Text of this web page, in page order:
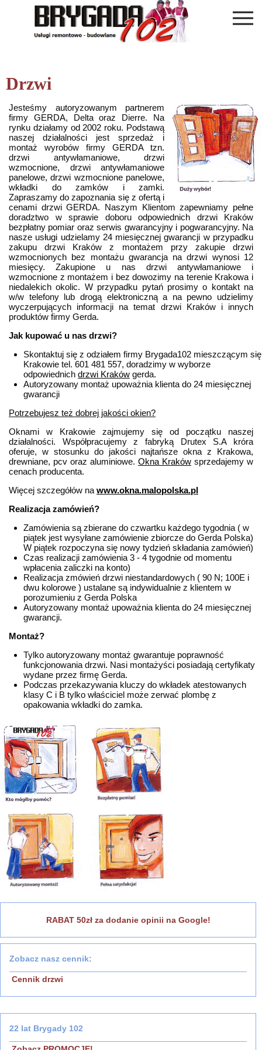
RABAT 50zł za dodanie opinii na Google!
Zobacz nasz cennik:
Cennik drzwi
22 lat Brygady 102
Drzwi
Jesteśmy autoryzowanym partnerem
firmy GERDA, Delta oraz Dierre. Na
rynku działamy od 2002 roku. Podstawą
naszej działalności jest sprzedaż i
montaż wyrobów firmy GERDA tzn.
drzwi antywłamaniowe, drzwi
wzmocnione, drzwi antywłamaniowe
panelowe, drzwi wzmocnione panelowe,
wkładki do zamków i zamki.
Zapraszamy do zapoznania się z ofertą i
cenami drzwi GERDA. Naszym Klientom zapewniamy pełne
doradztwo w sprawie doboru odpowiednich drzwi Kraków
bezpłatny pomiar oraz serwis gwarancyjny i pogwarancyjny. Na
nasze usługi udzielamy 24 miesięcznej gwarancji w przypadku
zakupu drzwi Kraków z montażem przy zakupie drzwi
wzmocnionych bez montażu gwarancja na drzwi wynosi 12
miesięcy. Zakupione u nas drzwi antywłamaniowe i
wzmocnione z montażem i bez dowozimy na terenie Krakowa i
niedalekich okolic. W przypadku pytań prosimy o kontakt na
w/w telefony lub drogą elektroniczną a na pewno udzielimy
wyczerpujących informacji na temat drzwi Kraków i innych
produktów firmy Gerda.
Jak kupować u nas drzwi?
Skontaktuj się z odziałem firmy Brygada102 mieszczącym się
Krakowie tel. 601 481 557, doradzimy w wyborze
odpowiednich drzwi Kraków gerda.
Autoryzowany montaż upoważnia klienta do 24 miesięcznej
gwarancji
Potrzebujesz też dobrej jakości okien?
Oknami w Krakowie zajmujemy się od początku naszej
działalności. Współpracujemy z fabryką Drutex S.A króra
oferuje, w stosunku do jakości najtańsze okna z Krakowa,
drewniane, pcv oraz aluminiowe. Okna Kraków sprzedajemy w
cenach producenta.
Więcej szczegółów na www.okna.malopolska.pl
Realizacja zamówień?
Zamówienia są zbierane do czwartku każdego tygodnia ( w
piątek jest wysyłane zamówienie zbiorcze do Gerda Polska)
W piątek rozpoczyna się nowy tydzień składania zamówień)
Czas realizacji zamówienia 3 - 4 tygodnie od momentu
wpłacenia zaliczki na konto)
Realizacja zmówień drzwi niestandardowych ( 90 N; 100E i
dwu kolorowe ) ustalane są indywidualnie z klientem w
porozumieniu z Gerda Polska
Autoryzowany montaż upoważnia klienta do 24 miesięcznej
gwarancji.
Montaż?
Tylko autoryzowany montaż gwarantuje poprawność
funkcjonowania drzwi. Nasi montażyści posiadają certyfikaty
wydane przez firmę Gerda.
Podczas przekazywania kluczy do wkładek atestowanych
klasy C i B tylko właściciel może zerwać plombę z
opakowania wkładki do zamka.